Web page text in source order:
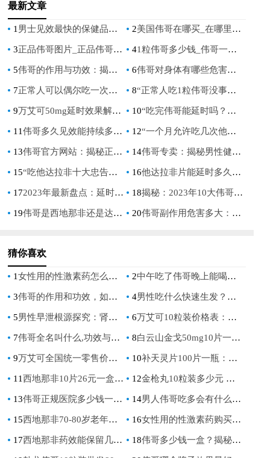
最新文章
1男士见效最快的保健品有哪些_快速提升男性健康的最有效保健品是什么？ 2美国伟哥在哪买_在哪里可以购买美国版伟哥
3正品伟哥图片_正品伟哥图片，让你再次掌控自信！ 41粒伟哥多少钱_伟哥一颗多少钱？
5伟哥的作用与功效：揭秘男性健康的秘密武器 6伟哥对身体有哪些危害：揭秘其潜在副作用与风险
7正常人可以偶尔吃一次伟哥吗：安全与健康考量 8“正常人吃1粒伟哥没事吧：安全使用指南与注意事项”
9万艾可50mg延时效果解析及价格指南 10“吃完伟哥能延时吗？揭秘伟哥对性功能的影响”
11伟哥多久见效能持续多久：揭秘西地那非的起效时间与持续效果 12“一个月允许吃几次他达拉非：安全指南与剂量建议”
13伟哥官方网站：揭秘正品伟哥的购买指南与使用注意事项 14伟哥专卖：揭秘男性健康市场的热门选择
15“吃他达拉非十大忠告：男性健康专家的权威指南” 16他达拉非片能延时多久：深入解析其作用与效果
172023年最新盘点：延时增硬药十大排名，男性健康新选择 18揭秘：2023年10大伟哥排名，男性健康新选择
19伟哥是西地那非还是达泊西汀：揭秘男性勃起功能障碍治疗药物成分 20伟哥副作用危害多大：深入了解其潜在风险
猜你喜欢
1女性用的性激素药怎么买？购买指南与注意事项 2中午吃了伟哥晚上能喝酒吗，对健康有何影响？
3伟哥的作用和功效，如何有效提升男性性功能 4男性吃什么快速生发？揭秘饮食秘诀助你重拾浓密秀发
5男性早泄根源探究：肾虚与肝虚的真相分析 6万艾可10粒装价格表：全面解析与购买指南
7伟哥全名叫什么,功效与副作用详解,以及正确服用指南 8白云山金戈50mg10片一盒价格解析
9万艾可全国统一零售价，如何确保购买正品？ 10补天灵片100片一瓶：全面解析其功效与使用方法
11西地那非10片26元一盒：性价比分析与购买指南 12金枪丸10粒装多少元 价格揭秘与购买指南
13伟哥正规医院多少钱一盒,价格、费用及购药指南详解 14男人伟哥吃多会有什么后遗症,长期过量服用的健康风险与应对方法
15西地那非70-80岁老年人营养品正品：健康养生必备，提升生活质量 16女性用的性激素药购买指南与注意事项
17西地那非药效能保留几小时，详解其作用时间与使用注意事项 18伟哥多少钱一盒？揭秘市场价格与购买指南